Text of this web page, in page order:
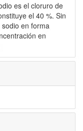
es el cloruro de
el 40 %. Sin
en forma
en